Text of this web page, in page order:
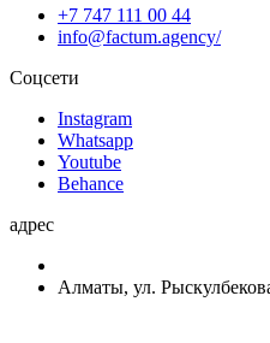
+7 747 111 00 44
info@factum.agency/
Соцсети
Instagram
Whatsapp
Youtube
Behance
адрес
Алматы, ул.